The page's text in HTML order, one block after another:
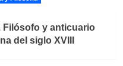
Filósofo y anticuario
del siglo XVIII